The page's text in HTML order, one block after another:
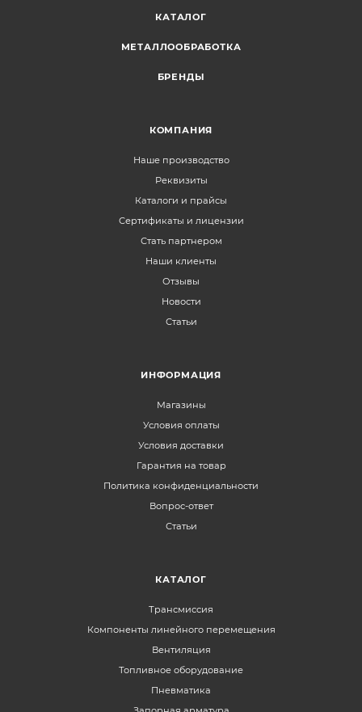
КАТАЛОГ
МЕТАЛЛООБРАБОТКА
БРЕНДЫ
КОМПАНИЯ
Наше производство
Реквизиты
Каталоги и прайсы
Сертификаты и лицензии
Стать партнером
Наши клиенты
Отзывы
Новости
Статьи
ИНФОРМАЦИЯ
Магазины
Условия оплаты
Условия доставки
Гарантия на товар
Политика конфиденциальности
Вопрос-ответ
Статьи
КАТАЛОГ
Трансмиссия
Компоненты линейного перемещения
Вентиляция
Топливное оборудование
Пневматика